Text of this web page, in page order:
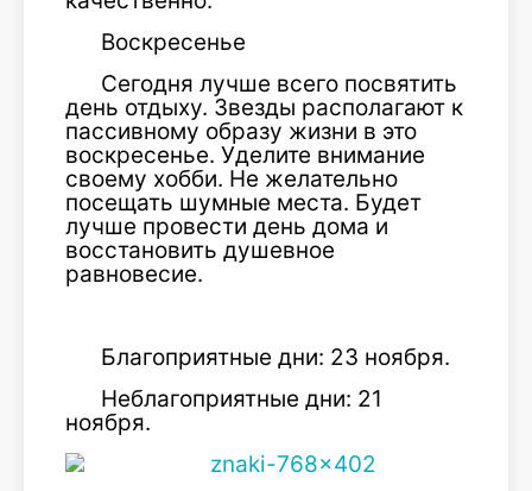
Воскресенье
Сегодня лучше всего посвятить
день отдыху. Звезды располагают к
пассивному образу жизни в это
воскресенье. Уделите внимание
своему хобби. Не желательно
посещать шумные места. Будет
лучше провести день дома и
восстановить душевное
равновесие.
Благоприятные дни: 23 ноября.
Неблагоприятные дни: 21
ноября.